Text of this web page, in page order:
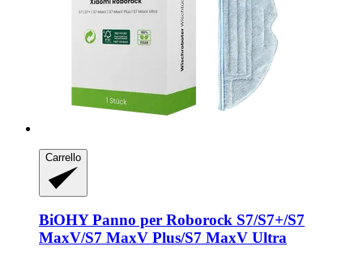
Carrello
BiOHYPanno per Roborock S7/S7+/S7
MaxV/S7 MaxV Plus/S7 MaxV Ultra